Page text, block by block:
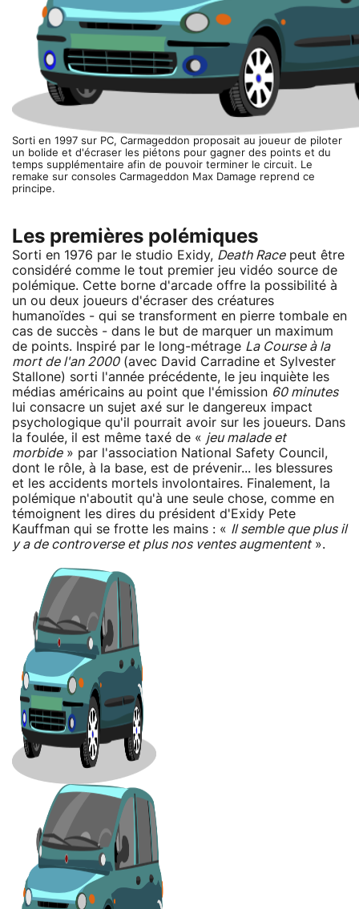
Sorti en 1997 sur PC, Carmageddon proposait au joueur de piloter
un bolide et d'écraser les piétons pour gagner des points et du
temps supplémentaire afin de pouvoir terminer le circuit. Le
remake sur consoles Carmageddon Max Damage reprend ce
principe.
Les premières polémiques
Sorti en 1976 par le studio Exidy, Death Racepeut être
considéré comme le tout premier jeu vidéo source de
polémique. Cette borne d'arcade offre la possibilité à
un ou deux joueurs d'écraser des créatures
humanoïdes - qui se transforment en pierre tombale en
cas de succès - dans le but de marquer un maximum
de points. Inspiré par le long-métrage La Course à la
mort de l'an 2000(avec David Carradine et Sylvester
Stallone) sorti l'année précédente, le jeu inquiète les
médias américains au point que l'émission 60 minutes
lui consacre un sujet axé sur le dangereux impact
psychologique qu'il pourrait avoir sur les joueurs. Dans
la foulée, il est même taxé de « jeu malade et
morbide» par l'association National Safety Council,
dont le rôle, à la base, est de prévenir... les blessures
et les accidents mortels involontaires. Finalement, la
polémique n'aboutit qu'à une seule chose, comme en
témoignent les dires du président d'Exidy Pete
Kauffman qui se frotte les mains : « Il semble que plus il
y a de controverse et plus nos ventes augmentent».